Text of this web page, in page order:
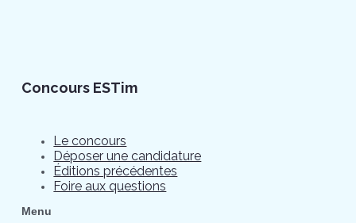
Concours ESTim
Le concours
Déposer une candidature
Éditions précédentes
Foire aux questions
Menu